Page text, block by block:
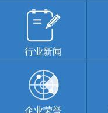
行业新闻
企业荣誉